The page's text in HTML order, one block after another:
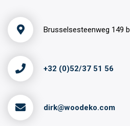
Brusselsesteenweg 149
+32 (0)52/37 51 56
dirk@woodeko.com